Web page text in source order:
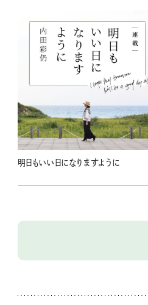
明日もいい日になりますように